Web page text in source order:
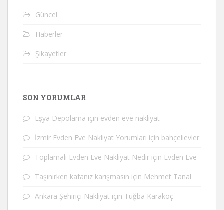
Güncel
Haberler
Şikayetler
SON YORUMLAR
Eşya Depolama için evden eve nakliyat
İzmir Evden Eve Nakliyat Yorumları için bahçelievler
Toplamalı Evden Eve Nakliyat Nedir için Evden Eve
Taşınırken kafanız karışmasın için Mehmet Tanal
Ankara Şehiriçi Nakliyat için Tuğba Karakoç